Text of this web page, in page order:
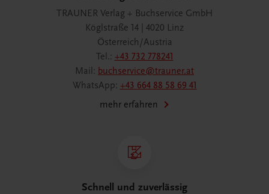
TRAUNER Verlag + Buchservice GmbH
Köglstraße 14 | 4020 Linz
Österreich/Austria
Tel.: +43 732 778241
Mail: buchservice@trauner.at
WhatsApp: +43 664 88 58 69 41
mehr erfahren
Schnell und zuverlässig